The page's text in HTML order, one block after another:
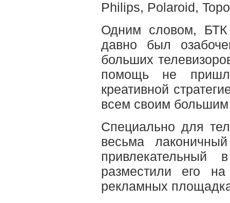
Philips, Polaroid,
Одним словом,
давно был
больших
помощь не
креативной
всем своим большим
Специально для
весьма
разместили его
рекламных